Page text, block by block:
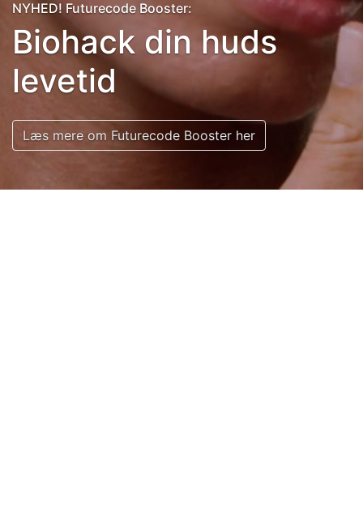
NYHED! Futurecode Booster:
Biohack din huds
levetid
Læs mere om Futurecode Booster her